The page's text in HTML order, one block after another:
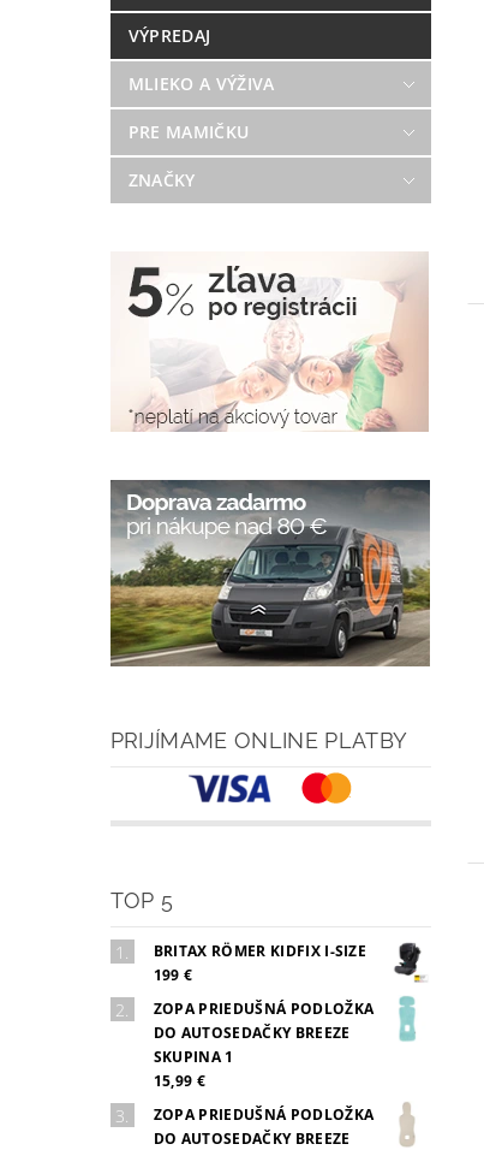
VÝPREDAJ
MLIEKO A VÝŽIVA
PRE MAMIČKU
ZNAČKY
PRIJÍMAME ONLINE PLATBY
TOP 5
BRITAX RÖMER KIDFIX I-SIZE
199 €
ZOPA PRIEDUŠNÁ PODLOŽKA
DO AUTOSEDAČKY BREEZE
SKUPINA 1
15,99 €
ZOPA PRIEDUŠNÁ PODLOŽKA
DO AUTOSEDAČKY BREEZE